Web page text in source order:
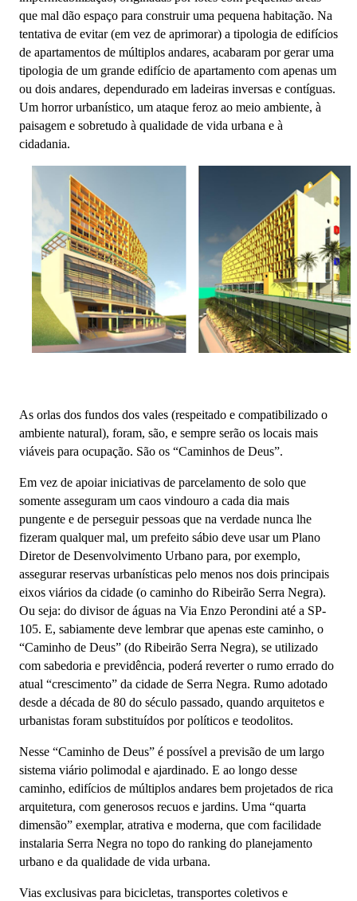
que mal dão espaço para construir uma pequena habitação. Na
tentativa de evitar (em vez de aprimorar) a tipologia de edifícios
de apartamentos de múltiplos andares, acabaram por gerar uma
tipologia de um grande edifício de apartamento com apenas um
ou dois andares, dependurado em ladeiras inversas e contíguas.
Um horror urbanístico, um ataque feroz ao meio ambiente, à
paisagem e sobretudo à qualidade de vida urbana e à
cidadania.
As orlas dos fundos dos vales (respeitado e compatibilizado o
ambiente natural), foram, são, e sempre serão os locais mais
viáveis para ocupação. São os “Caminhos de Deus”.
Em vez de apoiar iniciativas de parcelamento de solo que
somente asseguram um caos vindouro a cada dia mais
pungente e de perseguir pessoas que na verdade nunca lhe
fizeram qualquer mal, um prefeito sábio deve usar um Plano
Diretor de Desenvolvimento Urbano para, por exemplo,
assegurar reservas urbanísticas pelo menos nos dois principais
eixos viários da cidade (o caminho do Ribeirão Serra Negra).
Ou seja: do divisor de águas na Via Enzo Perondini até a SP-
105. E, sabiamente deve lembrar que apenas este caminho, o
“Caminho de Deus” (do Ribeirão Serra Negra), se utilizado
com sabedoria e previdência, poderá reverter o rumo errado do
atual “crescimento” da cidade de Serra Negra. Rumo adotado
desde a década de 80 do século passado, quando arquitetos e
urbanistas foram substituídos por políticos e teodolitos.
Nesse “Caminho de Deus” é possível a previsão de um largo
sistema viário polimodal e ajardinado. E ao longo desse
caminho, edifícios de múltiplos andares bem projetados de rica
arquitetura, com generosos recuos e jardins. Uma “quarta
dimensão” exemplar, atrativa e moderna, que com facilidade
instalaria Serra Negra no topo do ranking do planejamento
urbano e da qualidade de vida urbana.
Vias exclusivas para bicicletas, transportes coletivos e